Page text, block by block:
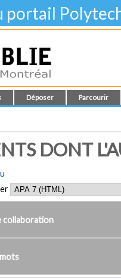
portail
Déposer Parcourir
DONT
collaboration